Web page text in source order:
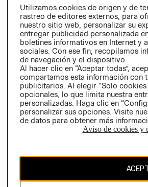
Ecuador ($)
propiedad de H&M Hennes & Mauritz AB.
Utilizamos cookies de origen y de
rastreo de editores externos, para
nuestro sitio web, personalizar su
entregar publicidad personalizada
boletines informativos en Internet y
sociales. Con ese fin, recopilamos
de navegación y el dispositivo.
Al hacer clic en “Aceptar todas”,
compartamos esta información con
publicitarios. Al elegir “Solo
opcionales, lo que limita nuestra
personalizadas. Haga clic en
personalizar sus opciones. Visite
de datos para obtener más
Aviso de cookies y